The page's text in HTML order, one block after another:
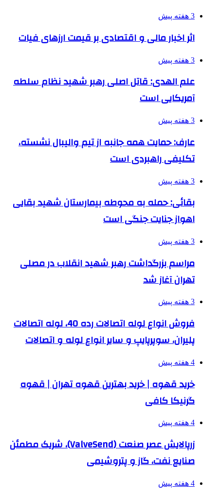
3 هفته پیش
اثر اخبار مالی و اقتصادی بر قیمت ارزهای فیات
3 هفته پیش
علم الهدی: قاتل اصلی رهبر شهید نظام سلطه
آمریکایی است
3 هفته پیش
عارف: حمایت همه جانبه از تیم والیبال نشسته،
تکلیفی راهبردی است
3 هفته پیش
بقائی: حمله به محوطه بیمارستان شهید بقایی
اهواز جنایت جنگی است
3 هفته پیش
مراسم بزرگداشت رهبر شهید انقلاب در مصلی
تهران آغاز شد
3 هفته پیش
فروش انواع لوله اتصالات رده 40، لوله اتصالات
پلیران، سوپرپایپ و سایر انواع لوله و اتصالات
4 هفته پیش
خرید قهوه | خرید بهترین قهوه تهران | قهوه
گرنیکا کافی
4 هفته پیش
زرپالایش عصر صنعت (ValveSend)، شریک مطمئن
صنایع نفت، گاز و پتروشیمی
4 هفته پیش